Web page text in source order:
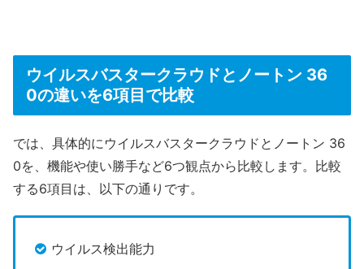
ウイルスバスタークラウドとノートン 36
0の違いを6項目で比較
では、具体的にウイルスバスタークラウドとノートン 36
0を、機能や使い勝手など6つ観点から比較します。比較
する6項目は、以下の通りです。
ウイルス検出能力